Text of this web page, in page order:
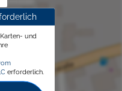
und
erforderlich.